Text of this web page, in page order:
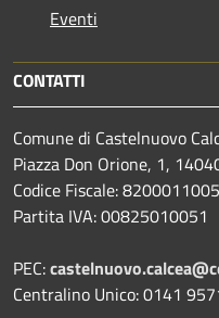
Eventi
CONTATTI
Comune di Castelnuovo
Piazza Don Orione, 1,
Codice Fiscale:
Partita IVA: 00825010051
PEC:
Centralino Unico: 0141